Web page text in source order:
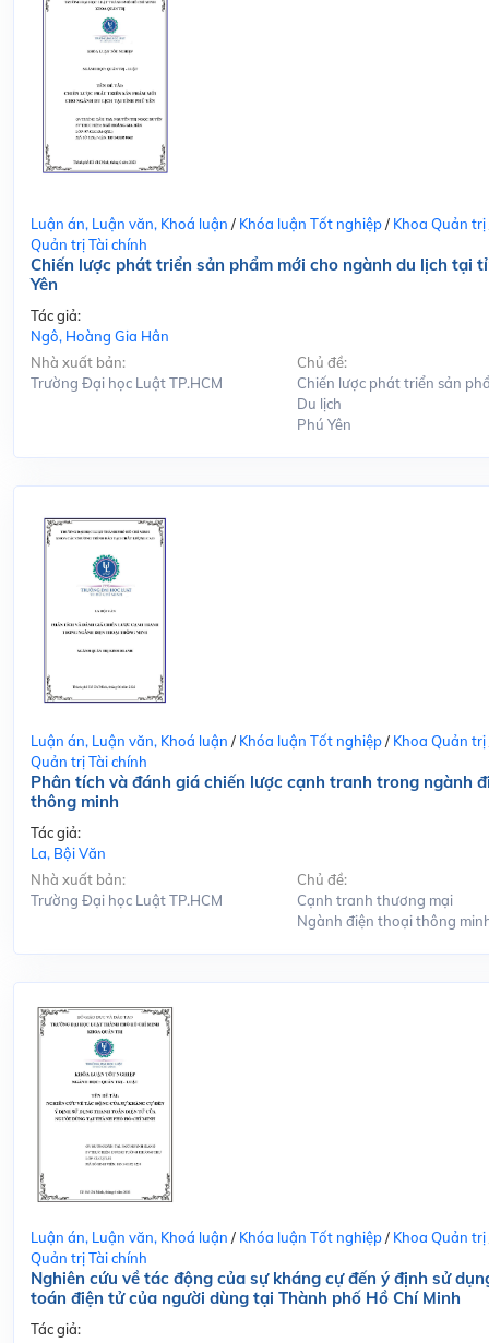
Luận án, Luận văn, Khoá luận / Khóa luận Tốt nghiệp/ Khoa Quản trị
Quản trị Tài chính
Chiến lược phát triển sản phẩm mới cho ngành du lịch tại
Yên
Tác giả:
Ngô, Hoàng Gia Hân
Nhà xuất bản:
Trường Đại học Luật TP.HCM
Chủ đề:
Chiến lược phát triển sản
Du lịch
Phú Yên
Luận án, Luận văn, Khoá luận / Khóa luận Tốt nghiệp/ Khoa Quản trị
Quản trị Tài chính
Phân tích và đánh giá chiến lược cạnh tranh trong ngành
thông minh
Tác giả:
La, Bội Văn
Nhà xuất bản:
Trường Đại học Luật TP.HCM
Chủ đề:
Cạnh tranh thương mại
Ngành điện thoại thông
Luận án, Luận văn, Khoá luận / Khóa luận Tốt nghiệp/ Khoa Quản trị
Quản trị Tài chính
Nghiên cứu về tác động của sự kháng cự đến ý định sử
toán điện tử của người dùng tại Thành phố Hồ Chí Minh
Tác giả: